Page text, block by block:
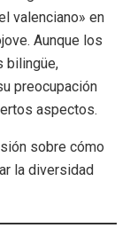
valenciano» en
Aunque los
bilingüe,
preocupación
aspectos.
sobre cómo
la diversidad